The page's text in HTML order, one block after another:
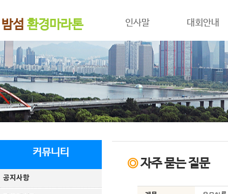
밤섬 환경마라톤 인사말 대회안내
커뮤니티
공지사항
◎자주 묻는 질문